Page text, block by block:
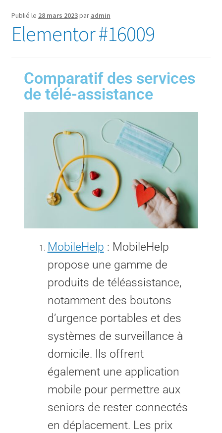
Publié le 28 mars 2023par admin
Elementor #16009
Comparatif des services
de télé-assistance
MobileHelp : MobileHelp
propose une gamme de
produits de téléassistance,
notamment des boutons
d’urgence portables et des
systèmes de surveillance à
domicile. Ils offrent
également une application
mobile pour permettre aux
seniors de rester connectés
en déplacement. Les prix